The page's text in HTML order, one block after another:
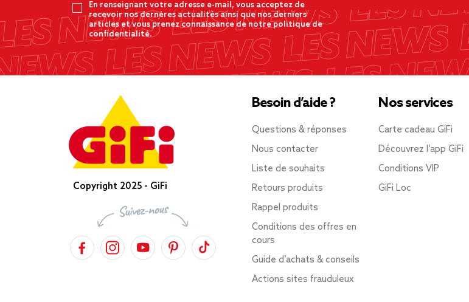
En renseignant votre adresse e-mail, vous acceptez de
recevoir nos dernères actualités ainsi que nos derniers
articles et vous prenez connaissance de notre politique de
confidentialité.
Copyright 2025 - GiFi
Besoin d’aide ?
Questions & réponses
Nous contacter
Liste de souhaits
Retours produits
Rappel produits
Conditions des offres en
cours
Guide d’achats & conseils
Actions sites frauduleux
Nos services
Carte cadeau GiFi
Découvrez l’app GiFi
Conditions VIP
GiFi Loc